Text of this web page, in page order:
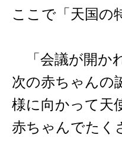
ここで「天国の
「会議が開か
次の赤ちゃんの
様に向かって天
赤ちゃんでたく